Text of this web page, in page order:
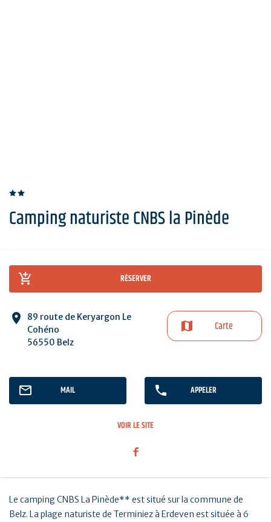
Camping naturiste CNBS la Pinède
RÉSERVER
89 route de Keryargon Le
Cohéno
56550 Belz
Carte
MAIL APPELER
VOIR LE SITE
Le camping CNBS La Pinède** est situé sur la commune de
Belz. La plage naturiste de Terminiez à Erdeven est située à 6